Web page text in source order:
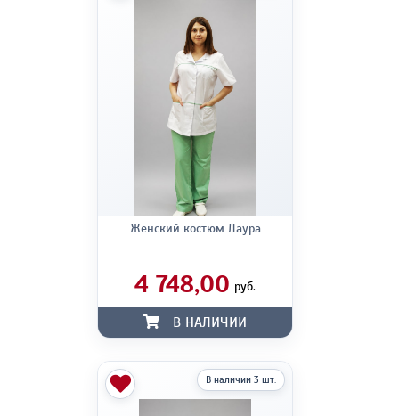
Женский костюм Лаура
4 748,00 руб.
В НАЛИЧИИ
В наличии 3 шт.